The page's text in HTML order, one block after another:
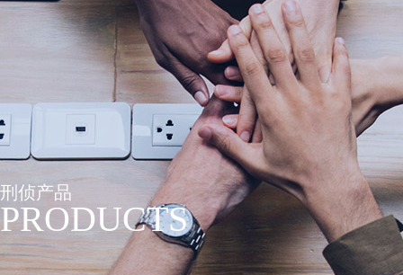
刑侦产品
PRODUCTS